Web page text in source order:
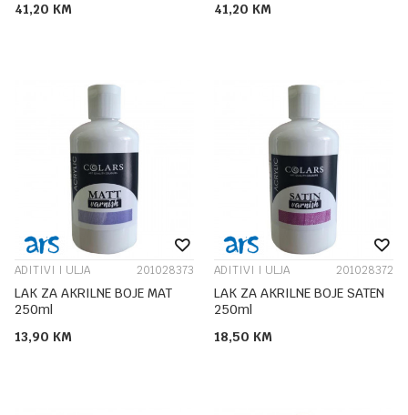
41,20 KM 41,20 KM
ADITIVI I ULJA 201028373
LAK ZA AKRILNE BOJE MAT
250ml
13,90 KM
ADITIVI I ULJA 201028372
LAK ZA AKRILNE BOJE SATEN
250ml
18,50 KM